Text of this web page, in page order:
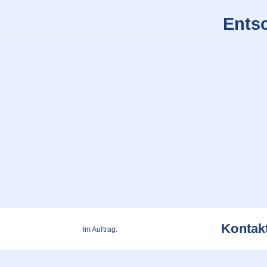
Im Auftrag: